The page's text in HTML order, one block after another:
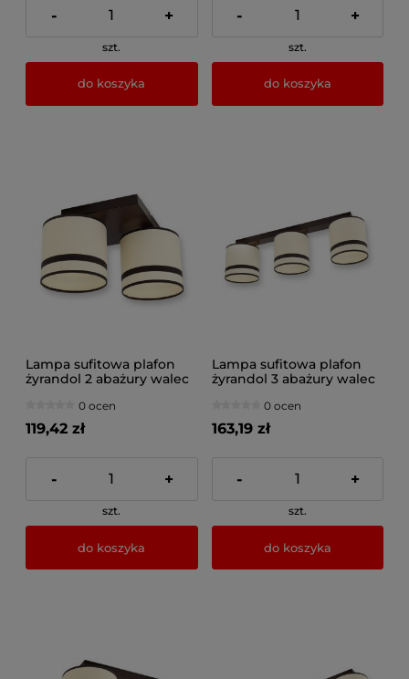
- +
szt.
do koszyka
- +
szt.
do koszyka
Lampa sufitowa plafon
żyrandol 2 abażury walec
0 ocen
119,42 zł
- +
szt.
do koszyka
Lampa sufitowa plafon
żyrandol 3 abażury walec
0 ocen
163,19 zł
- +
szt.
do koszyka